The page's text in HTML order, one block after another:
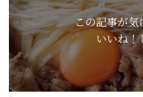
この記事が気
いいね！